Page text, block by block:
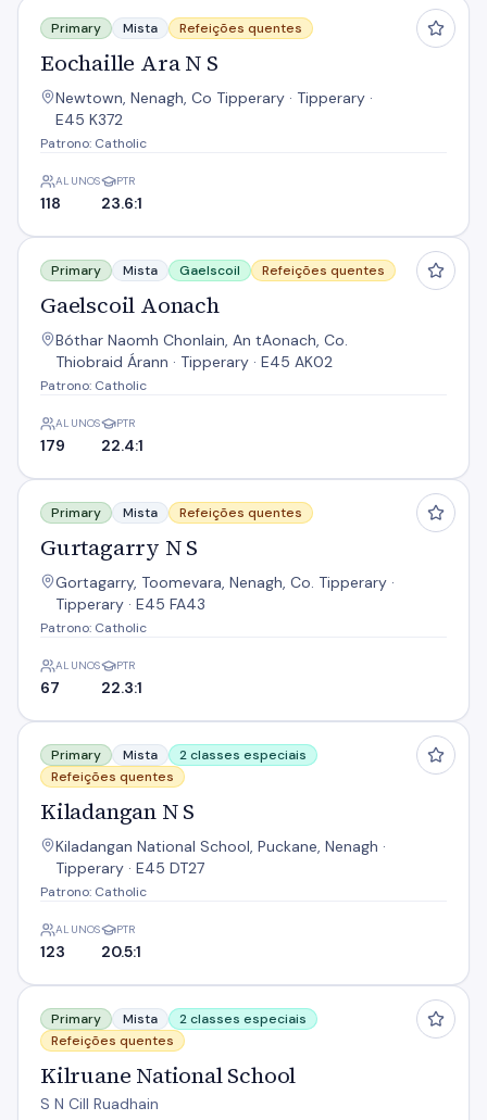
Eochaille Ara N S
Primary Mista Refeições quentes
Eochaille Ara N S
Newtown, Nenagh, Co Tipperary · Tipperary ·
E45 K372
Patrono: Catholic
ALUNOS
118
PTR
23.6:1
Gaelscoil Aonach
Primary Mista Gaelscoil Refeições quentes
Gaelscoil Aonach
Bóthar Naomh Chonlain, An tAonach, Co.
Thiobraid Árann · Tipperary · E45 AK02
Patrono: Catholic
ALUNOS
179
PTR
22.4:1
Gurtagarry N S
Primary Mista Refeições quentes
Gurtagarry N S
Gortagarry, Toomevara, Nenagh, Co. Tipperary ·
Tipperary · E45 FA43
Patrono: Catholic
ALUNOS
67
PTR
22.3:1
Kiladangan N S
Primary Mista
2 classes especiais
Refeições quentes
Kiladangan N S
Kiladangan National School, Puckane, Nenagh ·
Tipperary · E45 DT27
Patrono: Catholic
ALUNOS
123
PTR
20.5:1
Kilruane National School
Primary Mista
2 classes especiais
Refeições quentes
Kilruane National School
S N Cill Ruadhain